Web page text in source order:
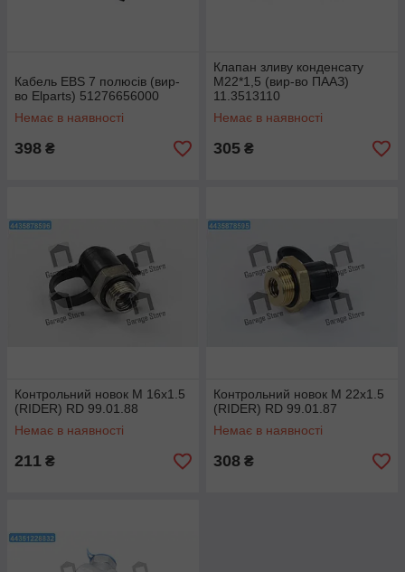
Кабель EBS 7 полюсів (вир-
во Elparts) 51276656000
Немає в наявності
398 ₴
Клапан зливу конденсату
M22*1,5 (вир-во ПААЗ)
11.3513110
Немає в наявності
305 ₴
Контрольний новок M 16x1.5
(RIDER) RD 99.01.88
Немає в наявності
211 ₴
Контрольний новок M 22x1.5
(RIDER) RD 99.01.87
Немає в наявності
308 ₴